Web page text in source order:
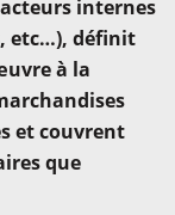
internes
etc…), définit
à la
et couvrent
que